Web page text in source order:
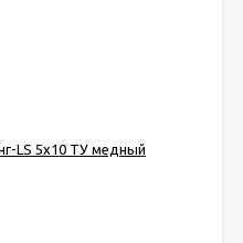
LS 5х10 ТУ медный